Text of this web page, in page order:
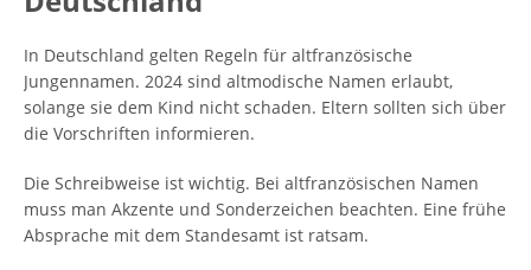
In Deutschland gelten Regeln für altfranzösische
Jungennamen. 2024 sind altmodische Namen erlaubt,
solange sie dem Kind nicht schaden. Eltern sollten sich über
die Vorschriften informieren.
Die Schreibweise ist wichtig. Bei altfranzösischen Namen
muss man Akzente und Sonderzeichen beachten. Eine frühe
Absprache mit dem Standesamt ist ratsam.